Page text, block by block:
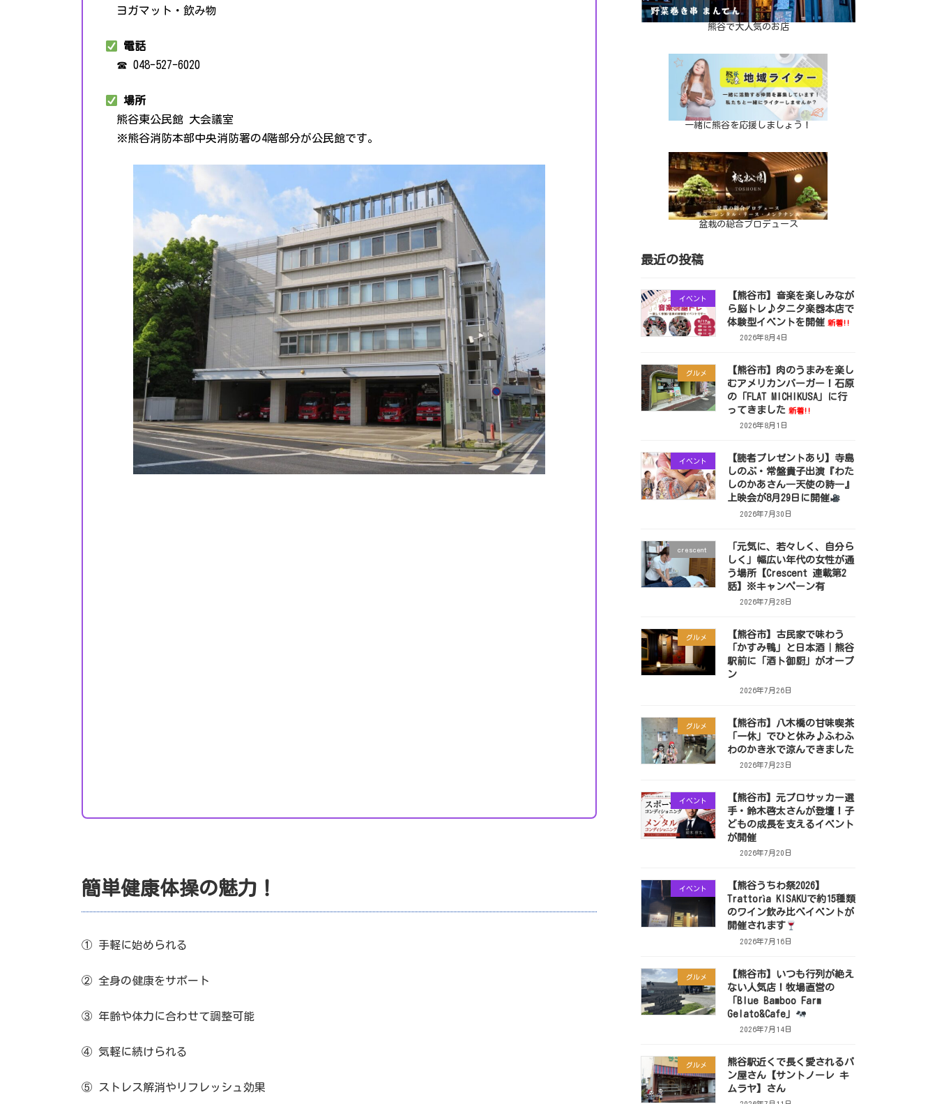
ヨガマット・飲み物
電話
☎︎ 048-527-6020
場所
熊谷東公民館 大会議室
※熊谷消防本部中央消防署の4階部分が公民館です。
簡単健康体操の魅力！
① 手軽に始められる
② 全身の健康をサポート
③ 年齢や体力に合わせて調整可能
④ 気軽に続けられる
⑤ ストレス解消やリフレッシュ効果
熊谷で大人気のお店
一緒に熊谷を応援しましょう！
盆栽の総合プロデュース
最近の投稿
イベント
【熊谷市】音楽を楽しみなが
ら脳トレ♪タニタ楽器本店で
体験型イベントを開催 新着!!
2026年8月4日
グルメ
【熊谷市】肉のうまみを楽し
むアメリカンバーガー！石原
の「FLAT MICHIKUSA」に行
ってきました 新着!!
2026年8月1日
イベント
【読者プレゼントあり】寺島
しのぶ・常盤貴子出演『わた
しのかあさん―天使の詩―』
上映会が8月29日に開催
2026年7月30日
crescent
「元気に、若々しく、自分ら
しく」幅広い年代の女性が通
う場所【Crescent 連載第2
話】※キャンペーン有
2026年7月28日
グルメ
【熊谷市】古民家で味わう
「かすみ鴨」と日本酒｜熊谷
駅前に「酒ト御厨」がオープ
ン
2026年7月26日
グルメ
【熊谷市】八木橋の甘味喫茶
「一休」でひと休み♪ふわふ
わのかき氷で涼んできました
2026年7月23日
イベント
【熊谷市】元プロサッカー選
手・鈴木啓太さんが登壇！子
どもの成長を支えるイベント
が開催
2026年7月20日
イベント
【熊谷うちわ祭2026】
Trattorìa KISAKUで約15種類
のワイン飲み比べイベントが
開催されます
2026年7月16日
グルメ
【熊谷市】いつも行列が絶え
ない人気店！牧場直営の
「Blue Bamboo Farm
Gelato&Cafe」
2026年7月14日
グルメ
熊谷駅近くで長く愛されるパ
ン屋さん【サントノーレ キ
ムラヤ】さん